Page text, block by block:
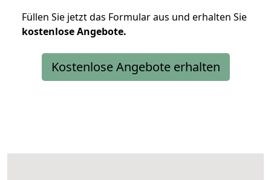
Füllen Sie jetzt das Formular aus und erhalten Sie
kostenloseAngebote.
Kostenlose Angebote erhalten